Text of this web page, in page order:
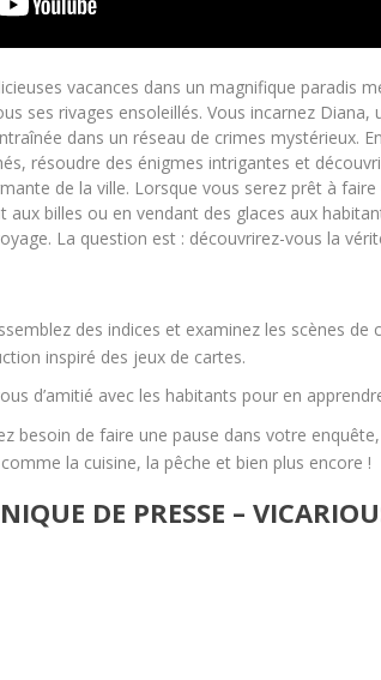
vacances dans un magnifique paradis
ses rivages ensoleillés. Vous incarnez
dans un réseau de crimes mystérieux.
résoudre des énigmes intrigantes et
de la ville. Lorsque vous serez prêt à
aux billes ou en vendant des glaces aux
La question est : découvrirez-vous la
des indices et examinez les scènes
inspiré des jeux de cartes.
d’amitié avec les habitants pour en
besoin de faire une pause dans votre
la cuisine, la pêche et bien plus encore !
DE PRESSE –